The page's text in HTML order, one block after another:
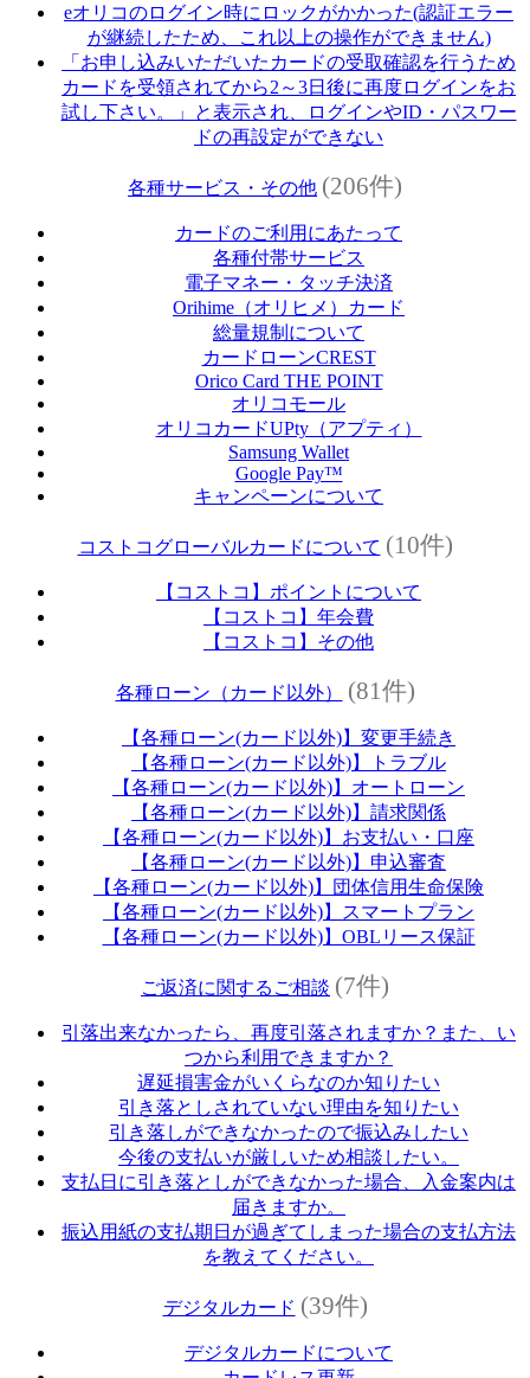
eオリコのログイン時にロックがかかった(認証エラー
が継続したため、これ以上の操作ができません)
「お申し込みいただいたカードの受取確認を行うため
カードを受領されてから2～3日後に再度ログインをお
試し下さい。」と表示され、ログインやID・パスワー
ドの再設定ができない
各種サービス・その他 (206件)
カードのご利用にあたって
各種付帯サービス
電子マネー・タッチ決済
Orihime（オリヒメ）カード
総量規制について
カードローンCREST
Orico Card THE POINT
オリコモール
オリコカードUPty（アプティ）
Samsung Wallet
Google Pay™
キャンペーンについて
コストコグローバルカードについて (10件)
【コストコ】ポイントについて
【コストコ】年会費
【コストコ】その他
各種ローン（カード以外） (81件)
【各種ローン(カード以外)】変更手続き
【各種ローン(カード以外)】トラブル
【各種ローン(カード以外)】オートローン
【各種ローン(カード以外)】請求関係
【各種ローン(カード以外)】お支払い・口座
【各種ローン(カード以外)】申込審査
【各種ローン(カード以外)】団体信用生命保険
【各種ローン(カード以外)】スマートプラン
【各種ローン(カード以外)】OBLリース保証
ご返済に関するご相談 (7件)
引落出来なかったら、再度引落されますか？また、い
つから利用できますか？
遅延損害金がいくらなのか知りたい
引き落としされていない理由を知りたい
引き落しができなかったので振込みしたい
今後の支払いが厳しいため相談したい。
支払日に引き落としができなかった場合、入金案内は
届きますか。
振込用紙の支払期日が過ぎてしまった場合の支払方法
を教えてください。
デジタルカード (39件)
デジタルカードについて